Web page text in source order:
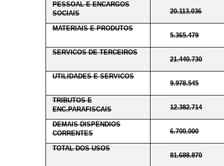
PESSOAL E ENCARGOS
SOCIAIS
20.113.036
MATERIAIS E PRODUTOS
5.365.479
SERVICOS DE TERCEIROS
21.440.730
UTILIDADES E SERVICOS
9.978.545
TRIBUTOS E
ENC.PARAFISCAIS
12.382.714
DEMAIS DISPENDIOS
CORRENTES
6.700.000
TOTAL DOS USOS
81.688.870